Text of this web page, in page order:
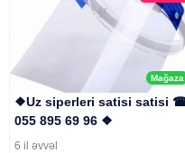
Mağaza
❖Uz siperleri satisi satisi
055 895 69 96 ❖
6 il əvvəl